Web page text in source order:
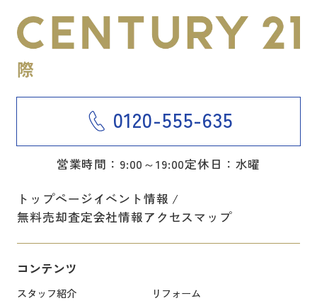
0120-555-635
営業時間：9:00～19:00定休日：水曜
トップページイベント情報
無料売却査定会社情報アクセスマップ
コンテンツ
スタッフ紹介
リフォーム